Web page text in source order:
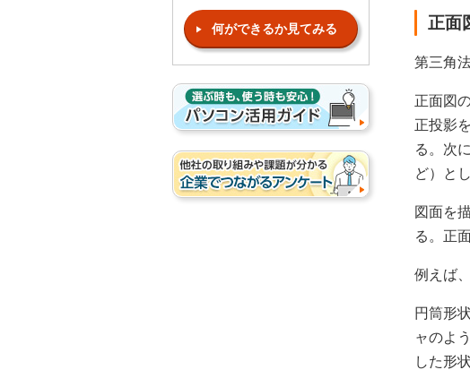
正面
第三角
正面図
正投影
る。次
ど）と
図面を
る。正
例えば
円筒形
ャのよ
した形
何ができるか見てみる